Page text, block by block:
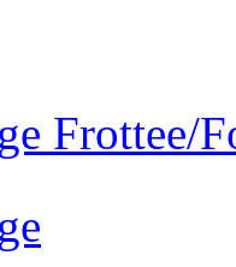
Frottee/